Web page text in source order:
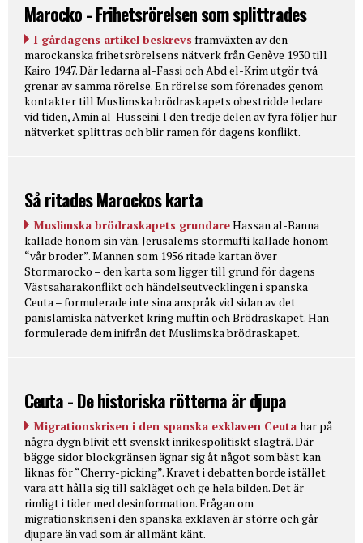
Marocko - Frihetsrörelsen som splittrades
I gårdagens artikel beskrevs framväxten av den
marockanska frihetsrörelsens nätverk från Genève 1930 till
Kairo 1947. Där ledarna al-Fassi och Abd el-Krim utgör två
grenar av samma rörelse. En rörelse som förenades genom
kontakter till Muslimska brödraskapets obestridde ledare
vid tiden, Amin al-Husseini. I den tredje delen av fyra följer hur
nätverket splittras och blir ramen för dagens konflikt.
Så ritades Marockos karta
Muslimska brödraskapets grundareHassan al-Banna
kallade honom sin vän. Jerusalems stormufti kallade honom
“vår broder”. Mannen som 1956 ritade kartan över
Stormarocko – den karta som ligger till grund för dagens
Västsaharakonflikt och händelseutvecklingen i spanska
Ceuta – formulerade inte sina anspråk vid sidan av det
panislamiska nätverket kring muftin och Brödraskapet. Han
formulerade dem inifrån det Muslimska brödraskapet.
Ceuta - De historiska rötterna är djupa
Migrationskrisen i den spanska exklaven Ceuta har på
några dygn blivit ett svenskt inrikespolitiskt slagträ. Där
bägge sidor blockgränsen ägnar sig åt något som bäst kan
liknas för “Cherry-picking”. Kravet i debatten borde istället
vara att hålla sig till sakläget och ge hela bilden. Det är
rimligt i tider med desinformation. Frågan om
migrationskrisen i den spanska exklaven är större och går
djupare än vad som är allmänt känt.